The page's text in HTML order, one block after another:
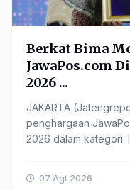
Berkat Bima
JawaPos.com
2026 ...
JAKARTA
penghargaan
2026 dalam kategori
07 Agt 2026